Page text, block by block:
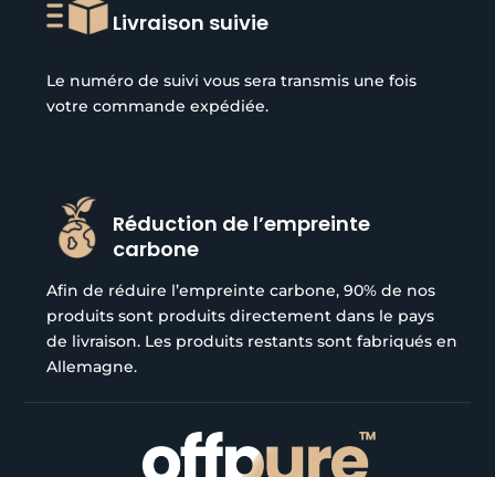
Livraison suivie
Le numéro de suivi vous sera transmis une fois
votre commande expédiée.
Réduction de l’empreinte
carbone
Afin de réduire l’empreinte carbone, 90% de nos
produits sont produits directement dans le pays
de livraison. Les produits restants sont fabriqués en
Allemagne.